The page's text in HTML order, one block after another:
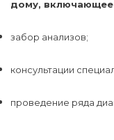
дому,
забор анализов;
консультации
проведение ряда